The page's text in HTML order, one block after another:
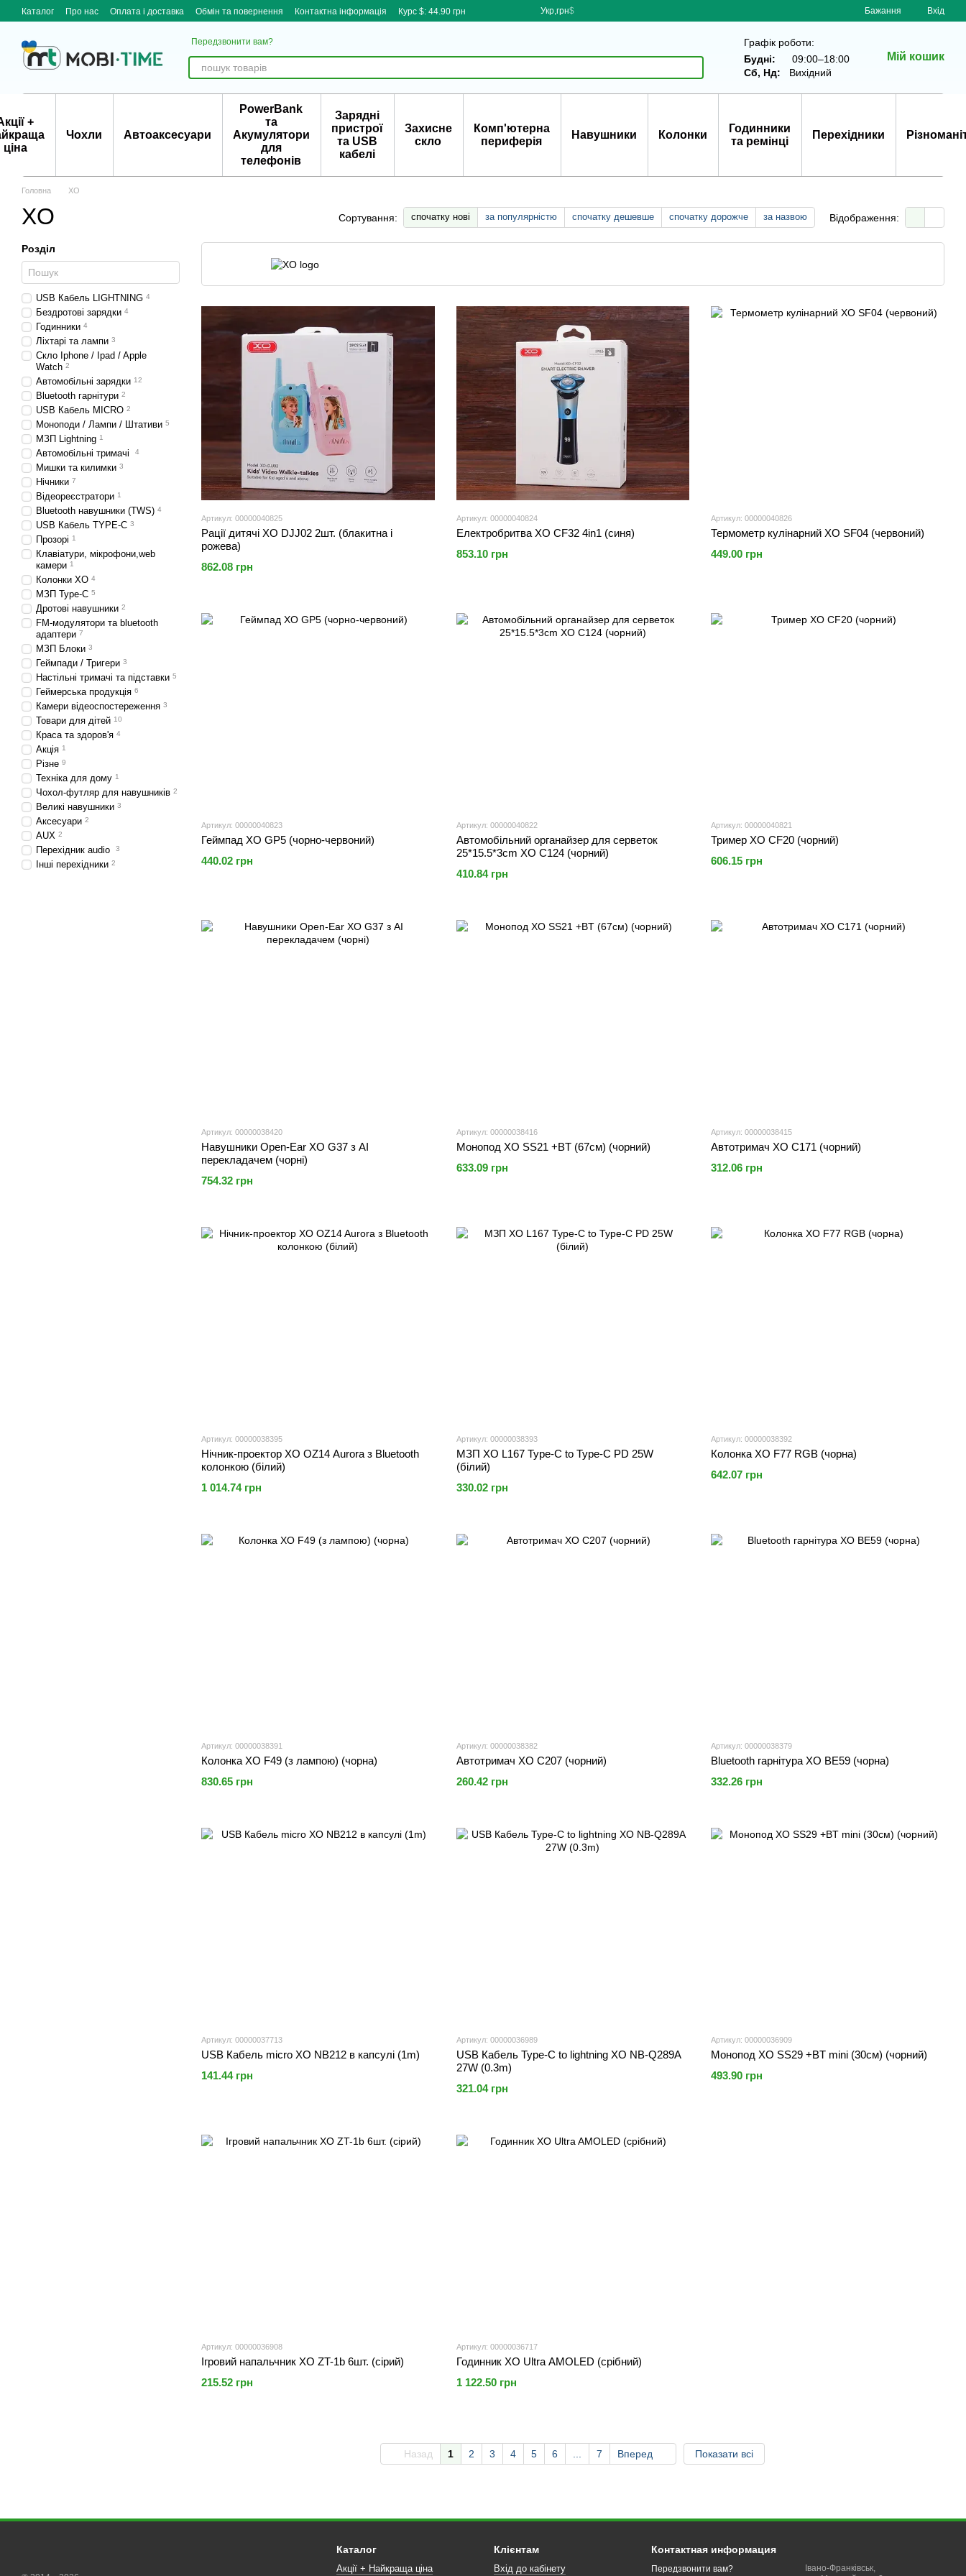
Перейти до основного контенту
Каталог Про нас Оплата і доставка Обмін та повернення Контактна інформація Курс $: 44.90 грн Укр,грн$ Бажання Вхід
Передзвонити вам?
Графік роботи:
Будні:
09:00–18:00
Сб, Нд:
Вихідний
Мій кошик
+
ціна
Чохли Автоаксесуари
PowerBank
та
Акумулятори
для
телефонів
Зарядні
пристрої
та USB
кабелі
Захисне
скло
Комп'ютерна
периферія
Навушники Колонки
Годинники
та ремінці
Перехідники
Головна XO
XO Сортування: спочатку нові за популярністю спочатку дешевше спочатку дорожче за назвою Відображення:
Артикул: 00000040825
Рації дитячі XO DJJ02 2шт. (блакитна і
рожева)
862.08 грн
Артикул: 00000040824
Електробритва XO CF32 4in1 (синя)
853.10 грн
Артикул: 00000040826
Термометр кулінарний XO SF04 (червоний)
449.00 грн
Артикул: 00000040823
Геймпад XO GP5 (чорно-червоний)
440.02 грн
Артикул: 00000040822
Автомобільний органайзер для серветок
25*15.5*3cm XO C124 (чорний)
410.84 грн
Артикул: 00000040821
Тример XO CF20 (чорний)
606.15 грн
Артикул: 00000038420
Навушники Open-Ear XO G37 з AI
перекладачем (чорні)
754.32 грн
Артикул: 00000038416
Монопод XO SS21 +BT (67см) (чорний)
633.09 грн
Артикул: 00000038415
Автотримач XO C171 (чорний)
312.06 грн
Артикул: 00000038395
Нічник-проектор XO OZ14 Aurora з Bluetooth
колонкою (білий)
1 014.74 грн
Артикул: 00000038393
МЗП XO L167 Type-C to Type-C PD 25W
(білий)
330.02 грн
Артикул: 00000038392
Колонка XO F77 RGB (чорна)
642.07 грн
Артикул: 00000038391
Колонка XO F49 (з лампою) (чорна)
830.65 грн
Артикул: 00000038382
Автотримач XO C207 (чорний)
260.42 грн
Артикул: 00000038379
Bluetooth гарнітура XO BE59 (чорна)
332.26 грн
Артикул: 00000037713
USB Кабель micro XO NB212 в капсулі (1m)
141.44 грн
Артикул: 00000036989
USB Кабель Type-C to lightning XO NB-Q289A
27W (0.3m)
321.04 грн
Артикул: 00000036909
Монопод XO SS29 +BT mini (30см) (чорний)
493.90 грн
Артикул: 00000036908
Ігровий напальчник XO ZT-1b 6шт. (сірий)
215.52 грн
Артикул: 00000036717
Годинник XO Ultra AMOLED (срібний)
1 122.50 грн
Назад 1 2 3 4 5 6 ... 7 Вперед Показати всі
Розділ
USB Кабель LIGHTNING 4
Бездротові зарядки 4
Годинники 4
Ліхтарі та лампи 3
Скло Iphone / Ipad / Apple
Watch 2
Автомобільні зарядки 12
Bluetooth гарнітури 2
USB Кабель MICRO 2
Моноподи / Лампи / Штативи 5
МЗП Lightning 1
Автомобільні тримачі 4
Мишки та килимки 3
Нічники 7
Відеореєстратори 1
Bluetooth навушники (TWS) 4
USB Кабель TYPE-C 3
Прозорі 1
Клавіатури, мікрофони,web
камери 1
Колонки XO 4
МЗП Type-C 5
Дротові навушники 2
FM-модулятори та bluetooth
адаптери 7
МЗП Блоки 3
Геймпади / Тригери 3
Настільні тримачі та підставки 5
Геймерська продукція 6
Камери відеоспостереження 3
Товари для дітей 10
Краса та здоров'я 4
Акція 1
Різне 9
Техніка для дому 1
Чохол-футляр для навушників 2
Великі навушники 3
Аксесуари 2
AUX 2
Перехідник audio 3
Інші перехідники 2
Каталог
Акції + Найкраща ціна
Клієнтам
Вхід до кабінету
Контактная информация
Передзвонити вам?
Івано-Франківськ,